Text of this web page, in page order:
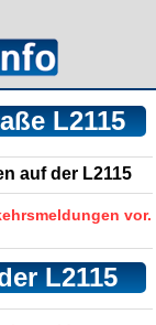
L2115
auf der L2115
vor.
L2115